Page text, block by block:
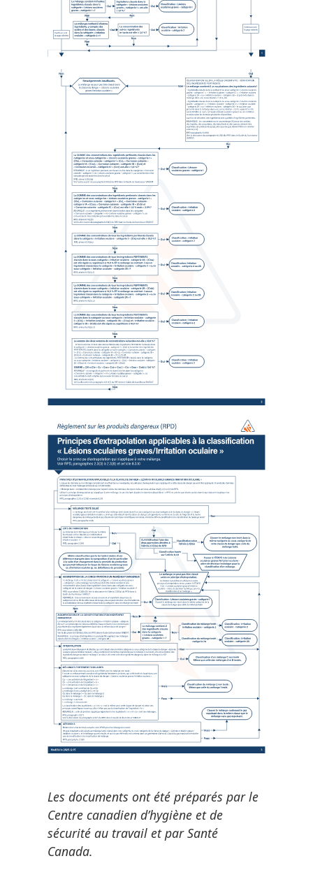
Les documents ont été préparés par le
Centre canadien d’hygiène et de
sécurité au travail et par Santé
Canada.